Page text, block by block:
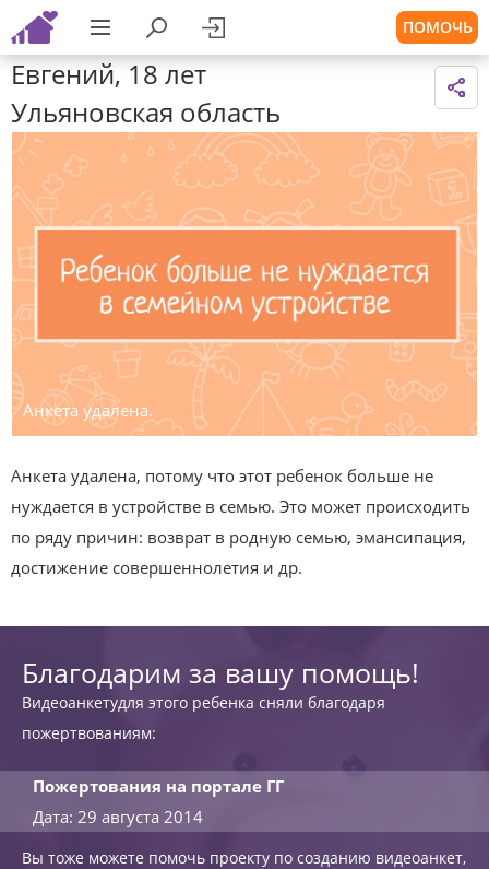
ПОМОЧЬ
Евгений, 18 лет
Ульяновская область
Анкета удалена.
Анкета удалена, потому что этот ребенок больше не
нуждается в устройстве в семью. Это может происходить
по ряду причин: возврат в родную семью, эмансипация,
достижение совершеннолетия и др.
Благодарим за вашу помощь!
Видеоанкетудля этого ребенка сняли благодаря
пожертвованиям:
Пожертования на портале ГГ
Дата: 29 августа 2014
Вы тоже можете помочь проекту по созданию видеоанкет,